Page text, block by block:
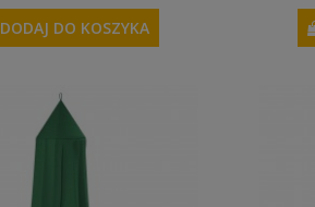
DODAJ DO KOSZYKA